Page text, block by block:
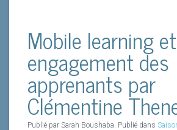
Mobile learning et
engagement des
apprenants par
Clémentine
Publié par Sarah Boushaba. Publié dans